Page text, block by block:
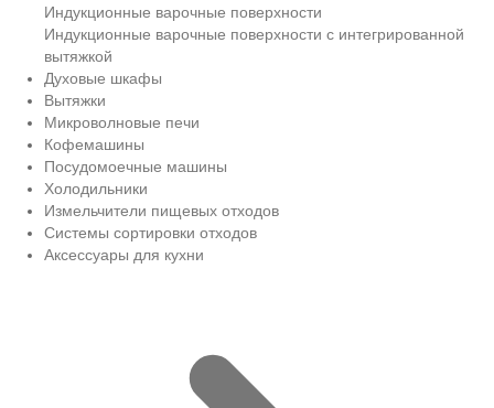
Индукционные варочные поверхности
Индукционные варочные поверхности с интегрированной
вытяжкой
Духовые шкафы
Вытяжки
Микроволновые печи
Кофемашины
Посудомоечные машины
Холодильники
Измельчители пищевых отходов
Системы сортировки отходов
Аксессуары для кухни